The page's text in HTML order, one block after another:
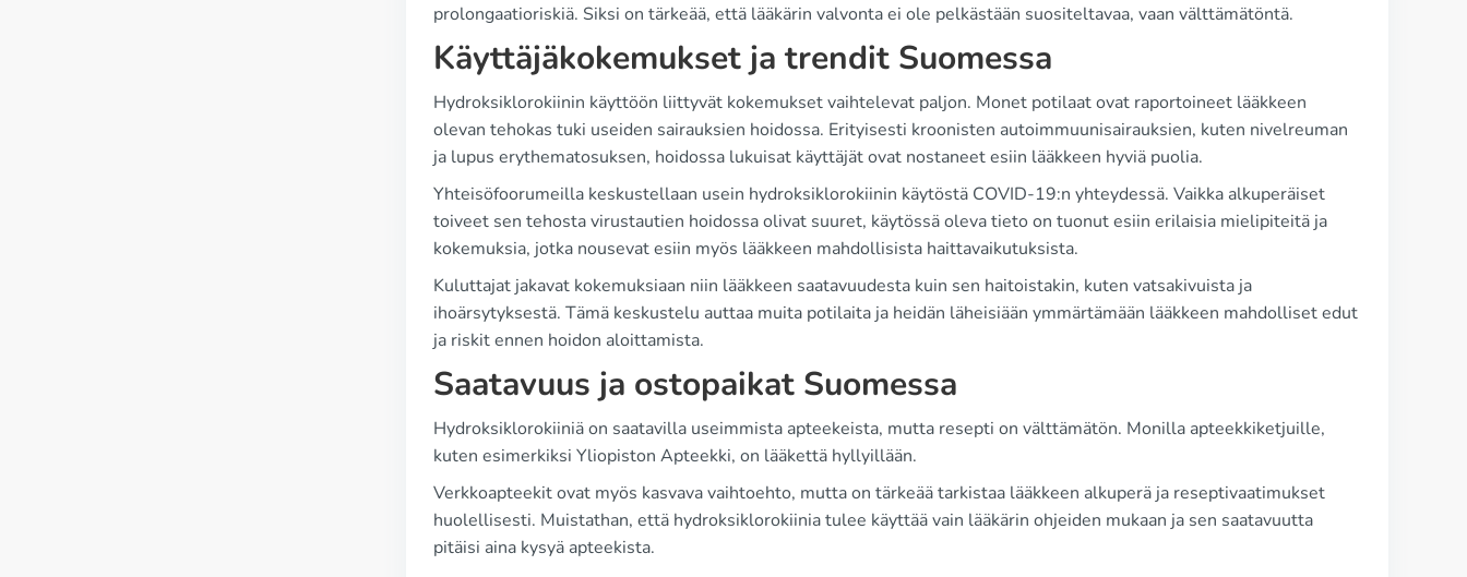
prolongaatioriskiä. Siksi on tärkeää, että lääkärin valvonta ei ole pelkästään suositeltavaa, vaan välttämätöntä.
Käyttäjäkokemukset ja trendit Suomessa
Hydroksiklorokiinin käyttöön liittyvät kokemukset vaihtelevat paljon. Monet potilaat ovat raportoineet lääkkeen
olevan tehokas tuki useiden sairauksien hoidossa. Erityisesti kroonisten autoimmuunisairauksien, kuten nivelreuman
ja lupus erythematosuksen, hoidossa lukuisat käyttäjät ovat nostaneet esiin lääkkeen hyviä puolia.
Yhteisöfoorumeilla keskustellaan usein hydroksiklorokiinin käytöstä COVID-19:n yhteydessä. Vaikka alkuperäiset
toiveet sen tehosta virustautien hoidossa olivat suuret, käytössä oleva tieto on tuonut esiin erilaisia mielipiteitä ja
kokemuksia, jotka nousevat esiin myös lääkkeen mahdollisista haittavaikutuksista.
Kuluttajat jakavat kokemuksiaan niin lääkkeen saatavuudesta kuin sen haitoistakin, kuten vatsakivuista ja
ihoärsytyksestä. Tämä keskustelu auttaa muita potilaita ja heidän läheisiään ymmärtämään lääkkeen mahdolliset edut
ja riskit ennen hoidon aloittamista.
Saatavuus ja ostopaikat Suomessa
Hydroksiklorokiiniä on saatavilla useimmista apteekeista, mutta resepti on välttämätön. Monilla apteekkiketjuille,
kuten esimerkiksi Yliopiston Apteekki, on lääkettä hyllyillään.
Verkkoapteekit ovat myös kasvava vaihtoehto, mutta on tärkeää tarkistaa lääkkeen alkuperä ja reseptivaatimukset
huolellisesti. Muistathan, että hydroksiklorokiinia tulee käyttää vain lääkärin ohjeiden mukaan ja sen saatavuutta
pitäisi aina kysyä apteekista.